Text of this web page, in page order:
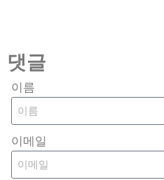
댓글
이름
이메일